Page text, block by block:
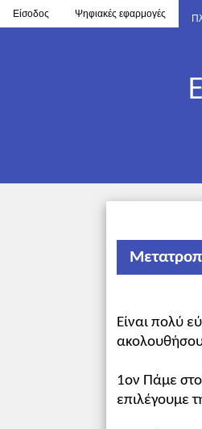
Είσοδος Ψηφιακές εφαρμογές
Είναι πολύ
1ον Πάμε στο
επιλέγουμε